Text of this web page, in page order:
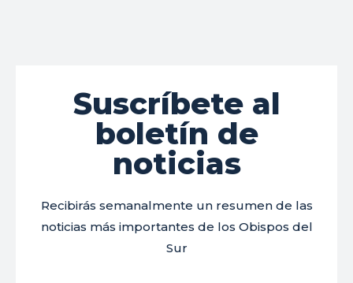
Suscríbete al
boletín de
noticias
Recibirás semanalmente un resumen de las
noticias más importantes de los Obispos del
Sur